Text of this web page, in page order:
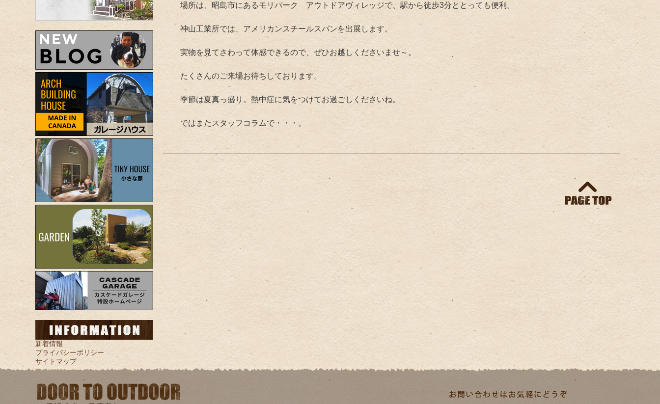
場所は、昭島市にあるモリパーク アウトドアヴィレッジで、駅から徒歩3分ととっても便利。
神山工業所では、アメリカンスチールスパンを出展します。
実物を見てさわって体感できるので、ぜひお越しくださいませ～。
たくさんのご来場お待ちしております。
季節は夏真っ盛り。熱中症に気をつけてお過ごしくださいね。
ではまたスタッフコラムで・・・。
新着情報
プライバシーポリシー
サイトマップ